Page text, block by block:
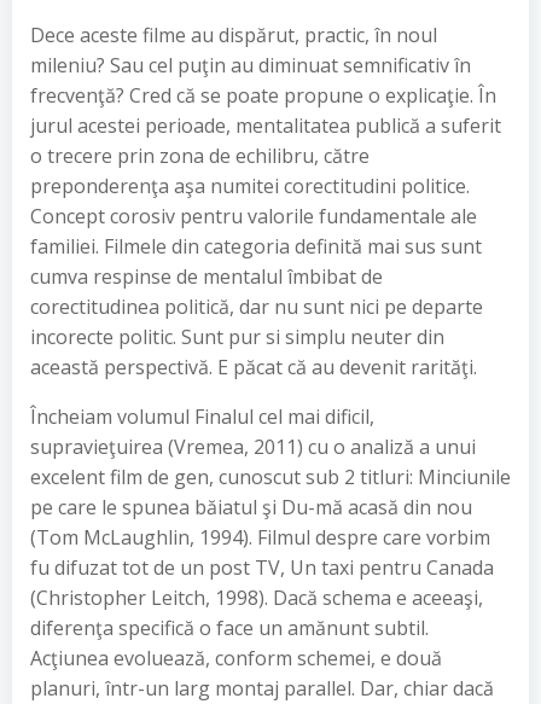
Dece aceste filme au dispărut, practic, în noul
mileniu? Sau cel puţin au diminuat semnificativ în
frecvenţă? Cred că se poate propune o explicaţie. În
jurul acestei perioade, mentalitatea publică a suferit
o trecere prin zona de echilibru, către
preponderenţa aşa numitei corectitudini politice.
Concept corosiv pentru valorile fundamentale ale
familiei. Filmele din categoria definită mai sus sunt
cumva respinse de mentalul îmbibat de
corectitudinea politică, dar nu sunt nici pe departe
incorecte politic. Sunt pur si simplu neuter din
această perspectivă. E păcat că au devenit rarităţi.
Încheiam volumul Finalul cel mai dificil,
supravieţuirea (Vremea, 2011) cu o analiză a unui
excelent film de gen, cunoscut sub 2 titluri: Minciunile
pe care le spunea băiatul şi Du-mă acasă din nou
(Tom McLaughlin, 1994). Filmul despre care vorbim
fu difuzat tot de un post TV, Un taxi pentru Canada
(Christopher Leitch, 1998). Dacă schema e aceeaşi,
diferenţa specifică o face un amănunt subtil.
Acţiunea evoluează, conform schemei, e două
planuri, într-un larg montaj parallel. Dar, chiar dacă